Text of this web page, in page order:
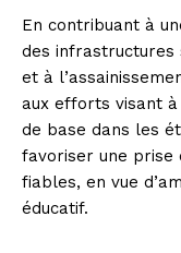
En contribuant à
des infrastructures
et à
aux efforts visant
de base dans les
favoriser une prise
fiables, en vue
éducatif.